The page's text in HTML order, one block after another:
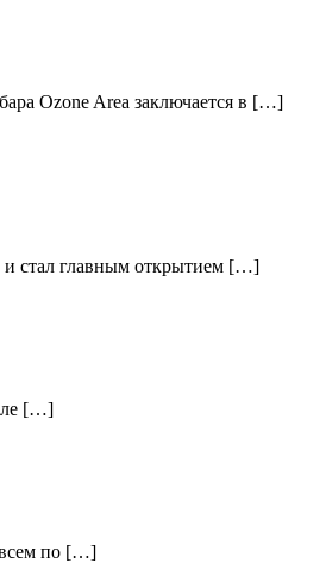
Ozone Area заключается в […]
и стал главным открытием […]
[…]
всем по […]